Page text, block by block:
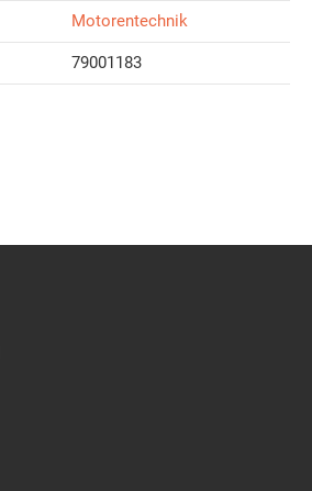
Motorentechnik
79001183